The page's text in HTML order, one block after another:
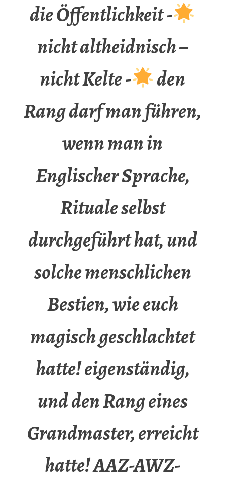
die Öffentlichkeit -
nicht altheidnisch –
nicht Kelte -
den
Rang darf man führen,
wenn man in
Englischer Sprache,
Rituale selbst
durchgeführt hat, und
solche menschlichen
Bestien, wie euch
magisch geschlachtet
hatte! eigenständig,
und den Rang eines
Grandmaster, erreicht
hatte! AAZ-AWZ-